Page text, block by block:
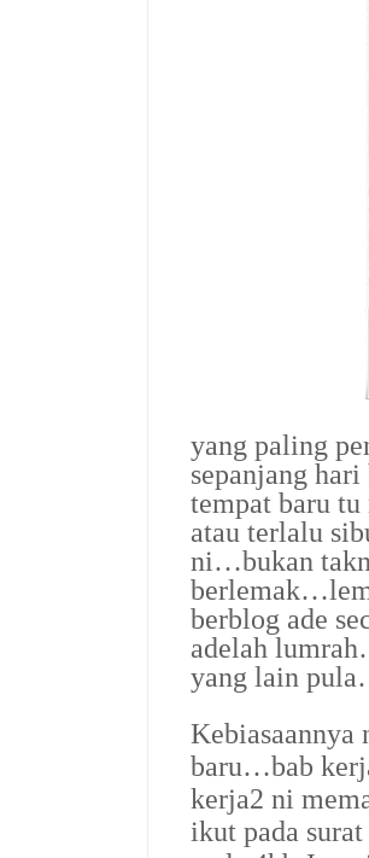
yang paling
sepanjang
tempat baru
atau terlalu
ni…bukan
berblog ade
adelah
yang lain
Kebiasaannya
baru…bab
kerja2 ni
ikut pada